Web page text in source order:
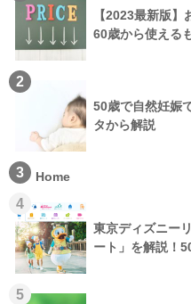
【2023最新版】
60歳から使える
2
50歳で自然妊娠
タから解説
3 Home
4
東京ディズニー
ート」を解説！
5